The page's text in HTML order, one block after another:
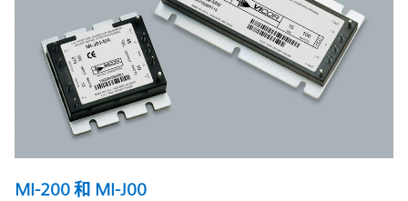
MI-200 和 MI-J00